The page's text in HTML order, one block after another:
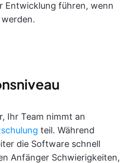
Entwicklung führen, wenn
Ihr Team nimmt an
teil. Während
die Software schnell
Anfänger Schwierigkeiten,